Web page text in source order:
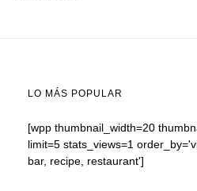
LO MÁS POPULAR
[wpp thumbnail_width=20
limit=5 stats_views=1
bar, recipe, restaurant']